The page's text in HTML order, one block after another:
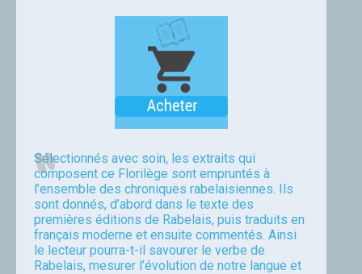
Sélectionnés avec soin, les extraits qui
composent ce Florilège sont empruntés à
l’ensemble des chroniques rabelaisiennes. Ils
sont donnés, d’abord dans le texte des
premières éditions de Rabelais, puis traduits en
français moderne et ensuite commentés. Ainsi
le lecteur pourra-t-il savourer le verbe de
Rabelais, mesurer l’évolution de notre langue et